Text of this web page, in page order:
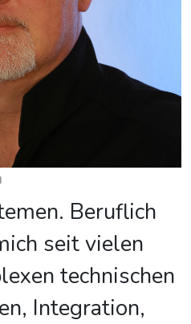
Beruflich
seit vielen
technischen
Integration,